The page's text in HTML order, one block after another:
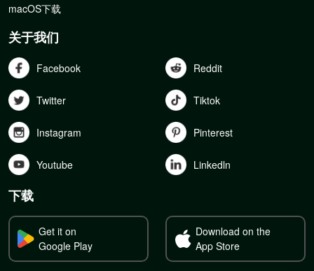
macOS下载
关于我们
Facebook Reddit
Twitter Tiktok
Instagram Pinterest
Youtube Linkedln
下载
Get it on
Google Play
Download on the
App Store